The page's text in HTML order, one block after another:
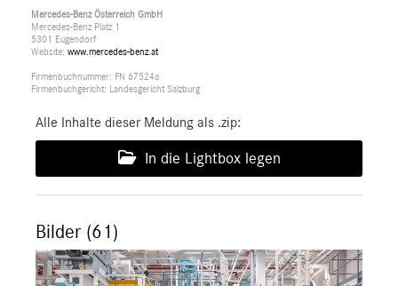
Mercedes-Benz Österreich GmbH
Mercedes-Benz Platz 1
5301 Eugendorf
Website: www.mercedes-benz.at
Firmenbuchnummer: FN 67524a
Firmenbuchgericht: Landesgericht Salzburg
Alle Inhalte dieser Meldung als .zip:
In die Lightbox legen
Bilder (61)